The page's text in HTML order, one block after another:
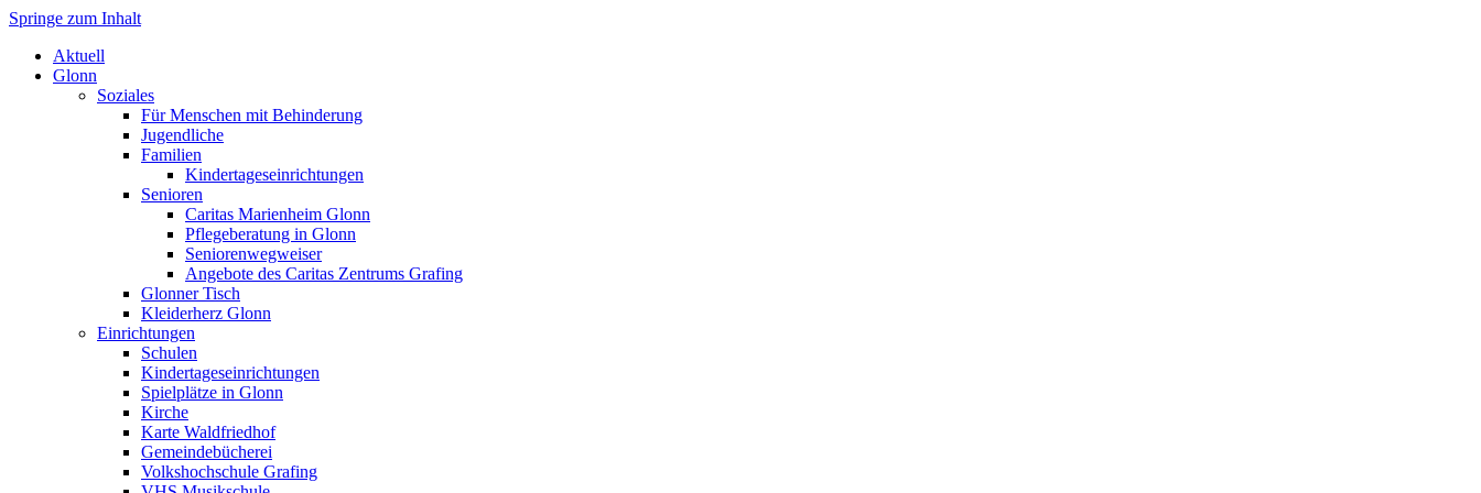
Markt Glonn
Springe zum Inhalt
Aktuell
Glonn
Soziales
Für Menschen mit Behinderung
Jugendliche
Familien
Kindertageseinrichtungen
Senioren
Caritas Marienheim Glonn
Pflegeberatung in Glonn
Seniorenwegweiser
Angebote des Caritas Zentrums Grafing
Glonner Tisch
Kleiderherz Glonn
Einrichtungen
Schulen
Kindertageseinrichtungen
Spielplätze in Glonn
Kirche
Karte Waldfriedhof
Gemeindebücherei
Volkshochschule Grafing